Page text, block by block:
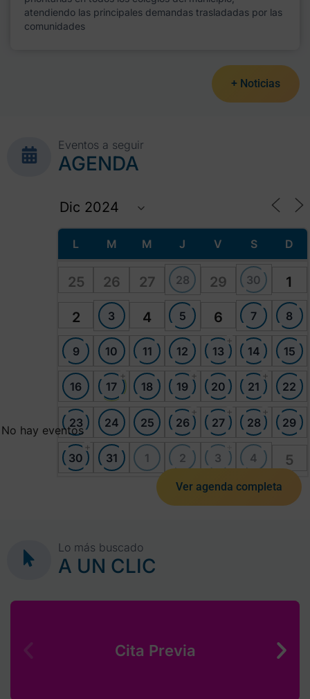
atendiendo las principales demandas trasladadas por las
comunidades
+ Noticias
Eventos a seguir
AGENDA
L M M J V S D
25 26 27 28 29 30 1
2 3 4 5 6 7 8
9 10 11 12 13
+
14 15
16 17
+
18 19
+
20 21
+
22
23 24 25 26
+
27
+
28
+
29
30
+
31 1 2 3 4 5
No hay eventos
Ver agenda completa
Lo más buscado
A UN CLIC
Cita Previa